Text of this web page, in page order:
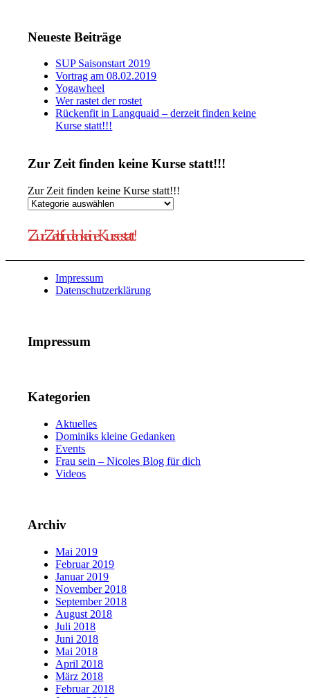
Neueste Beiträge
SUP Saisonstart 2019
Vortrag am 08.02.2019
Yogawheel
Wer rastet der rostet
Rückenfit in Langquaid – derzeit finden keine
Kurse statt!!!
Zur Zeit finden keine Kurse statt!!!
Zur Zeit finden keine Kurse statt!!!
Zur Zeit finden keine Kurse statt!
Impressum
Datenschutzerklärung
Impressum
Kategorien
Aktuelles
Dominiks kleine Gedanken
Events
Frau sein – Nicoles Blog für dich
Videos
Archiv
Mai 2019
Februar 2019
Januar 2019
November 2018
September 2018
August 2018
Juli 2018
Juni 2018
Mai 2018
April 2018
März 2018
Februar 2018